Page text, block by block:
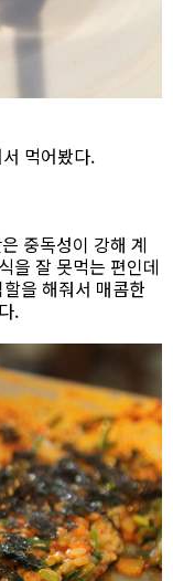
먹어봤다.
중독성이 강해 계
을 잘 못먹는 편인데
을 해줘서 매콤한
.